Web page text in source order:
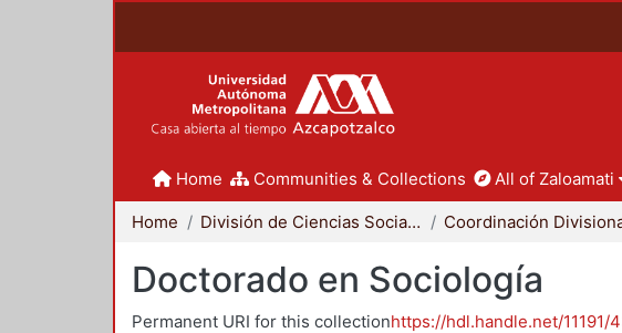
Home Communities & Collections All of Zaloamati
Home División de Ciencias Sociales y Humanidades
Doctorado en Sociología
Permanent URI for this collectionhttps://hdl.handle.net/11191/